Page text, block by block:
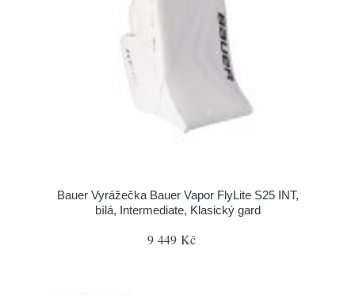
Bauer Vyrážečka Bauer Vapor FlyLite S25 INT,
bílá, Intermediate, Klasický gard
9 449 Kč